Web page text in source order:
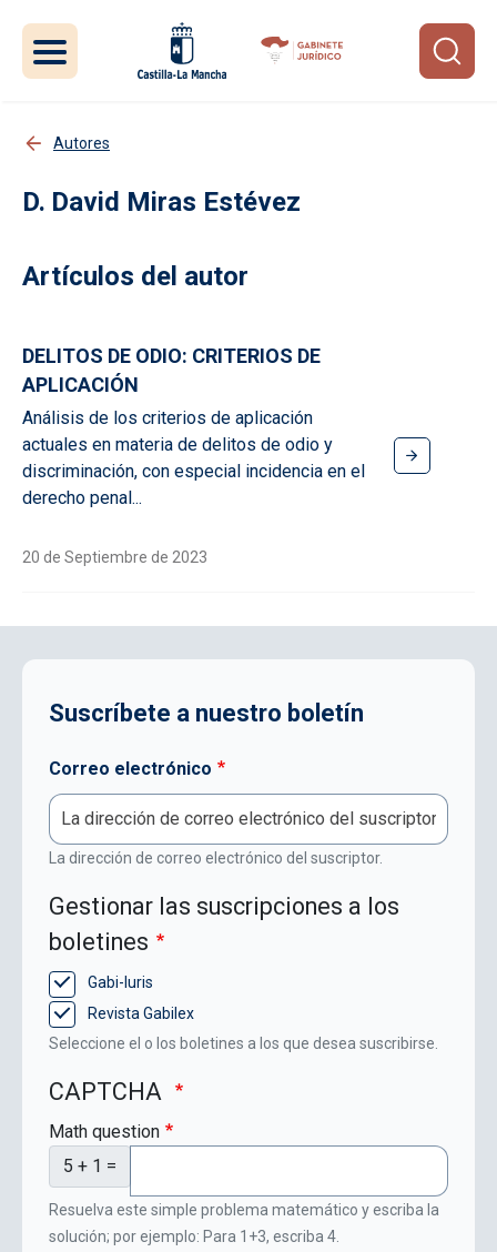
Autores
David Miras Estévez
Artículos del autor
DELITOS DE ODIO: CRITERIOS DE
APLICACIÓN
Análisis de los criterios de aplicación
actuales en materia de delitos de odio y
discriminación, con especial incidencia en el
derecho penal...
20 de Septiembre de 2023
Suscríbete a nuestro boletín
Correo electrónico
La dirección de correo electrónico del suscriptor.
Gestionar las suscripciones a los
boletines
Gabi-Iuris
Revista Gabilex
Seleccione el o los boletines a los que desea suscribirse.
CAPTCHA
Math question
5 + 1 =
Resuelva este simple problema matemático y escriba la
solución; por ejemplo: Para 1+3, escriba 4.